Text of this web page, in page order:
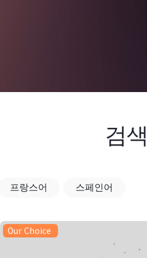
검
프랑스어 스페인어
Our Choice